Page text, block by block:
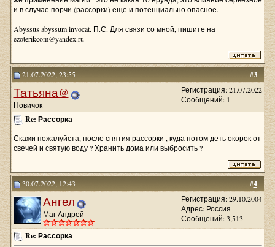
и в случае порчи (рассорки) еще и потенциально опасное.
Abyssus abyssum invocat. П.С. Для связи со мной, пишите на
ezoterikcom@yandex.ru
#3
21.07.2022, 23:55
Татьяна@
Новичок
Регистрация: 21.07.2022
Сообщений: 1
Re: Рассорка
Скажи пожалуйста, после снятия рассорки , куда потом деть окорок от
свечей и святую воду ? Хранить дома или выбросить ?
#4
30.07.2022, 12:43
Ангел
Маг Андрей
Регистрация: 29.10.2004
Адрес: Россия
Сообщений: 3,513
Re: Рассорка